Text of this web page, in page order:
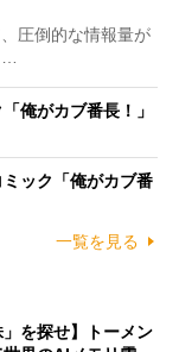
圧倒的な情報量が
…
俺がカブ番長！」
ック「俺がカブ番
一覧を見る
」を探せ】トーメン